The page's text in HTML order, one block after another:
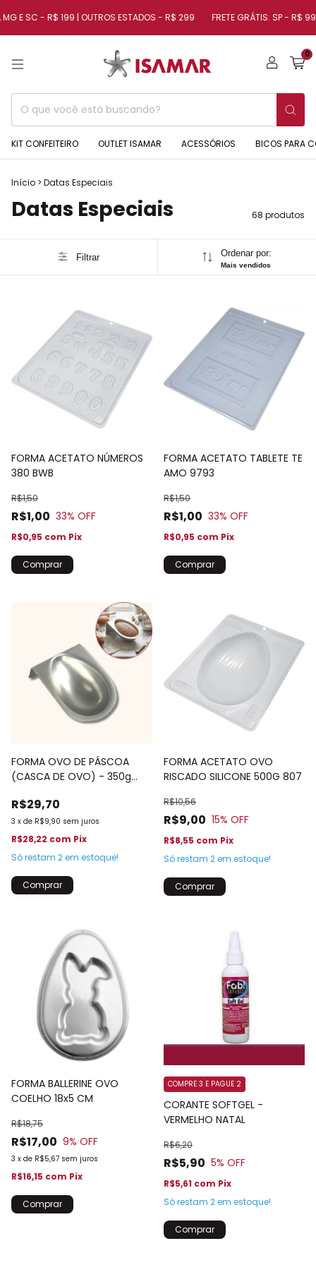
199 | OUTROS ESTADOS - R$ 299 FRETE GRÁTIS: SP - R$ 99 | RJ - R$
0
KIT CONFEITEIRO OUTLET ISAMAR ACESSÓRIOS BICOS PARA
Início > Datas Especiais
Datas Especiais 68 produtos
Filtrar Ordenar por:
Mais vendidos
FORMA ACETATO NÚMEROS
380 BWB
R$1,00
R$1,50
33% OFF
R$0,95 com Pix
FORMA ACETATO TABLETE TE
AMO 9793
R$1,00
R$1,50
33% OFF
R$0,95 com Pix
FORMA OVO DE PÁSCOA
(CASCA DE OVO) - 350g
R$29,70
3 x de R$9,90 sem juros
R$28,22 com Pix
Só restam 2em estoque!
FORMA ACETATO OVO
RISCADO SILICONE 500G 807
R$9,00
R$10,56
15% OFF
R$8,55 com Pix
Só restam 2em estoque!
FORMA BALLERINE OVO
COELHO 18x5 CM
R$17,00
R$18,75
9% OFF
3 x de R$5,67 sem juros
R$16,15 com Pix
CORANTE SOFTGEL -
VERMELHO NATAL
R$5,90
R$6,20
5% OFF
COMPRE 3 E PAGUE 2
R$5,61 com Pix
Só restam 2em estoque!